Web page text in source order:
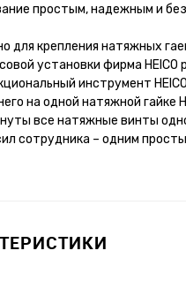
простым, надежным и
для крепления натяжных
установки фирма HEICO
инструмент
на одной натяжной гайке
все натяжные винты
сотрудника – одним